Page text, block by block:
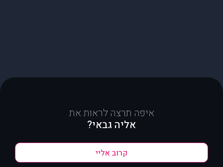
איפה תרצה לראות את
אליה גבאי?